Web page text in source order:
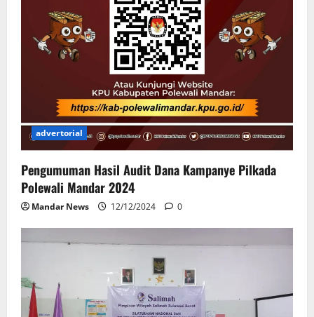
advertorial
Pengumuman Hasil Audit Dana Kampanye Pilkada
Polewali Mandar 2024
Mandar News 12/12/2024 0